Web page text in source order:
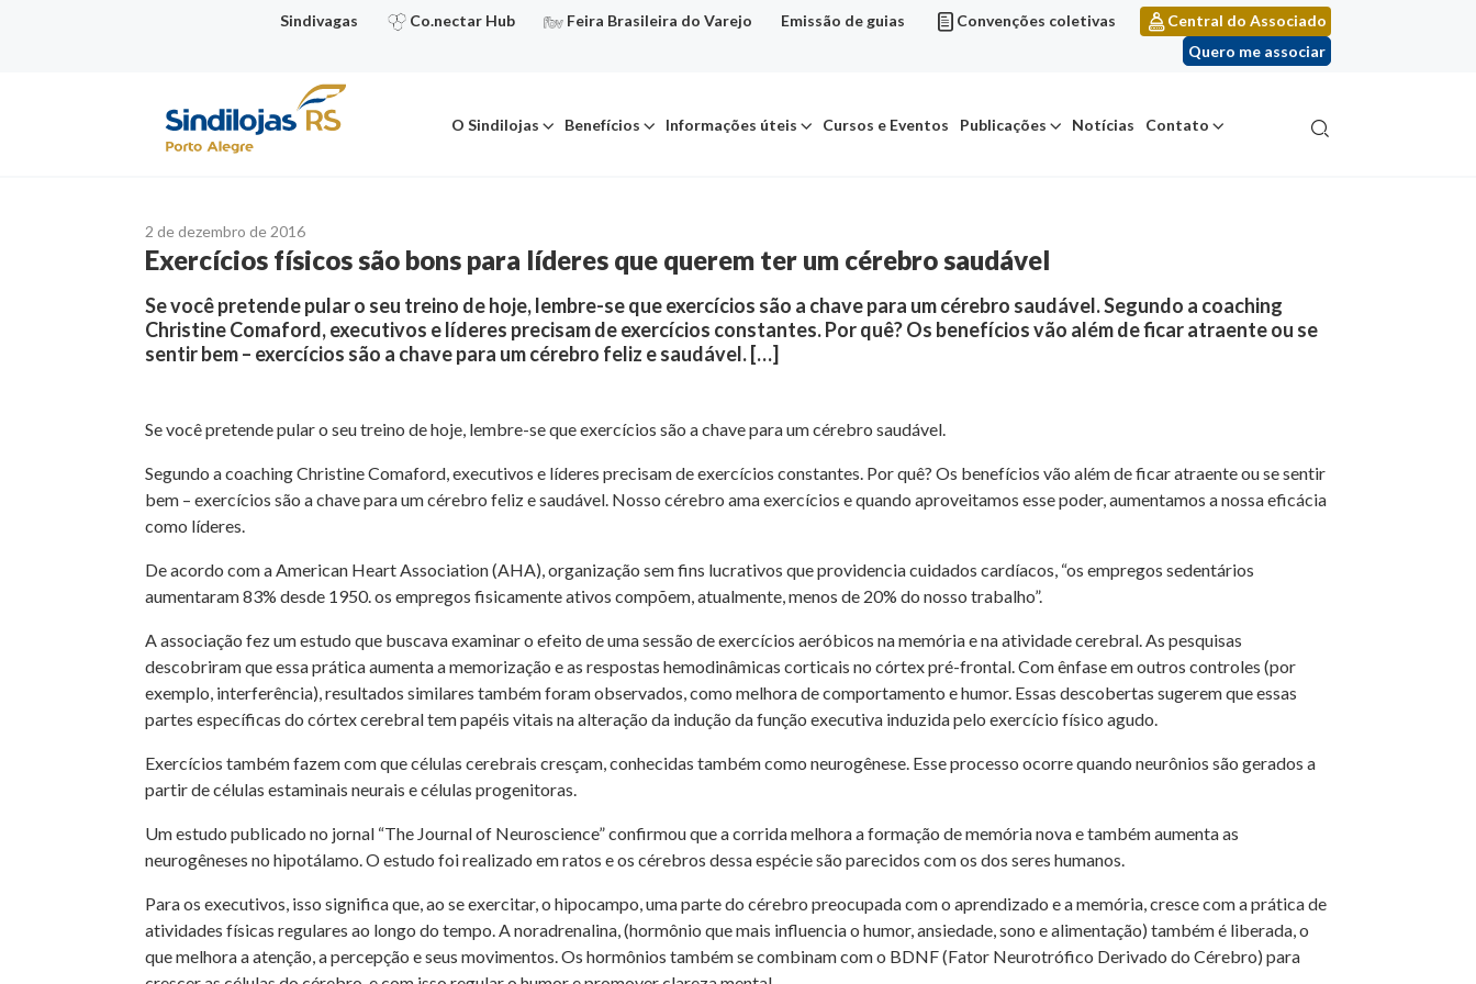
Sindivagas Co.nectar Hub Feira Brasileira do Varejo Emissão de guias Convenções coletivas
Central do Associado
Quero me associar
O Sindilojas Benefícios Informações úteis Cursos e Eventos Publicações Notícias Contato
2 de dezembro de 2016
Exercícios físicos são bons para líderes que querem ter um cérebro saudável
Se você pretende pular o seu treino de hoje, lembre-se que exercícios são a chave para um cérebro saudável. Segundo a coaching
Christine Comaford, executivos e líderes precisam de exercícios constantes. Por quê? Os benefícios vão além de ficar atraente ou se
sentir bem – exercícios são a chave para um cérebro feliz e saudável. […]
Se você pretende pular o seu treino de hoje, lembre-se que exercícios são a chave para um cérebro saudável.
Segundo a coaching Christine Comaford, executivos e líderes precisam de exercícios constantes. Por quê? Os benefícios vão além de ficar atraente ou se sentir
bem – exercícios são a chave para um cérebro feliz e saudável. Nosso cérebro ama exercícios e quando aproveitamos esse poder, aumentamos a nossa eficácia
como líderes.
De acordo com a American Heart Association (AHA), organização sem fins lucrativos que providencia cuidados cardíacos, “os empregos sedentários
aumentaram 83% desde 1950. os empregos fisicamente ativos compõem, atualmente, menos de 20% do nosso trabalho”.
A associação fez um estudo que buscava examinar o efeito de uma sessão de exercícios aeróbicos na memória e na atividade cerebral. As pesquisas
descobriram que essa prática aumenta a memorização e as respostas hemodinâmicas corticais no córtex pré-frontal. Com ênfase em outros controles (por
exemplo, interferência), resultados similares também foram observados, como melhora de comportamento e humor. Essas descobertas sugerem que essas
partes específicas do córtex cerebral tem papéis vitais na alteração da indução da função executiva induzida pelo exercício físico agudo.
Exercícios também fazem com que células cerebrais cresçam, conhecidas também como neurogênese. Esse processo ocorre quando neurônios são gerados a
partir de células estaminais neurais e células progenitoras.
Um estudo publicado no jornal “The Journal of Neuroscience” confirmou que a corrida melhora a formação de memória nova e também aumenta as
neurogêneses no hipotálamo. O estudo foi realizado em ratos e os cérebros dessa espécie são parecidos com os dos seres humanos.
Para os executivos, isso significa que, ao se exercitar, o hipocampo, uma parte do cérebro preocupada com o aprendizado e a memória, cresce com a prática de
atividades físicas regulares ao longo do tempo. A noradrenalina, (hormônio que mais influencia o humor, ansiedade, sono e alimentação) também é liberada, o
que melhora a atenção, a percepção e seus movimentos. Os hormônios também se combinam com o BDNF (Fator Neurotrófico Derivado do Cérebro) para